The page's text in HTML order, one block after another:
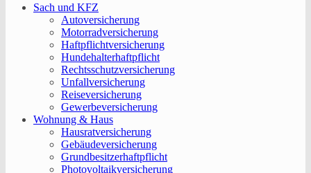
Sach und KFZ
Autoversicherung
Motorradversicherung
Haftpflichtversicherung
Hundehalterhaftpflicht
Rechtsschutzversicherung
Unfallversicherung
Reiseversicherung
Gewerbeversicherung
Wohnung & Haus
Hausratversicherung
Gebäudeversicherung
Grundbesitzerhaftpflicht
Photovoltaikversicherung